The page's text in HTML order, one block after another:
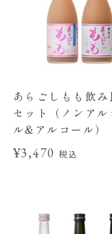
あらごしもも飲み
セット（ノンアル
ル&アルコール）
¥3,470税込